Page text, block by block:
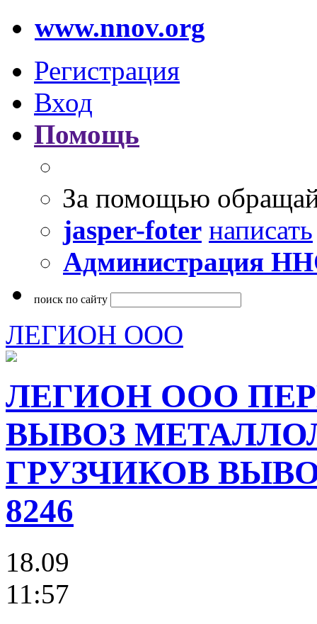
www.nnov.org
Регистрация
Вход
Помощь
За помощью
jasper-foter написать
Администрация
поиск по сайту
ЛЕГИОН ООО
ЛЕГИОН ООО
ВЫВОЗ
ГРУЗЧИКОВ
8246
18.09
11:57